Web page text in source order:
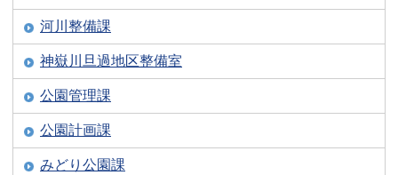
河川整備課
神嶽川旦過地区整備室
公園管理課
公園計画課
みどり公園課